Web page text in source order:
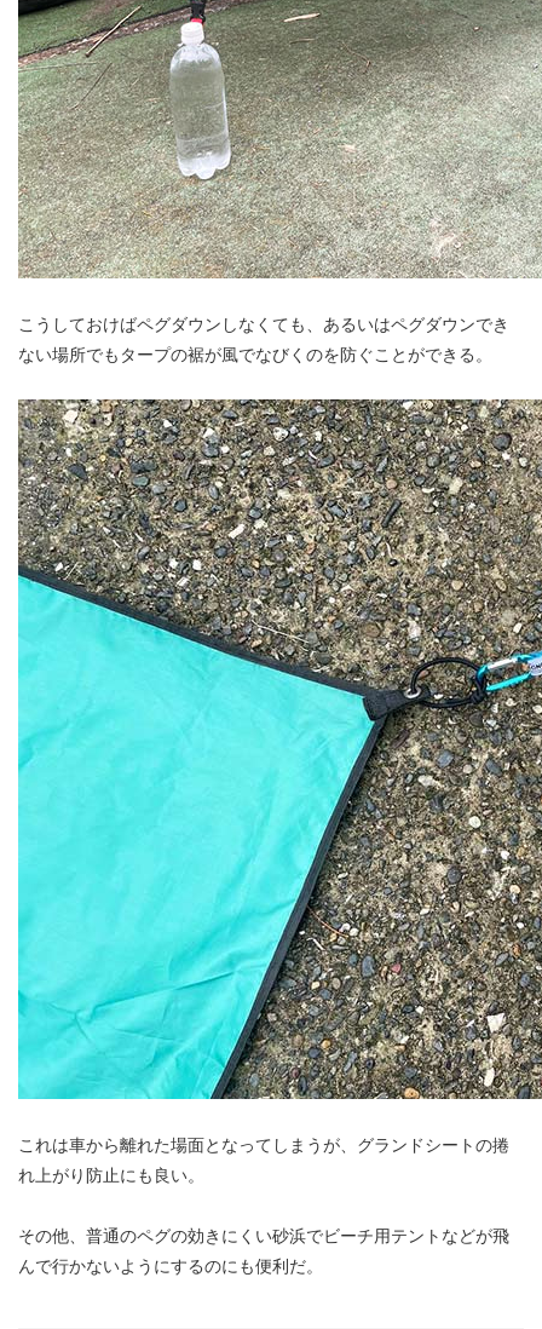
こうしておけばペグダウンしなくても、あるいはペグダウンでき
ない場所でもタープの裾が風でなびくのを防ぐことができる。
これは車から離れた場面となってしまうが、グランドシートの捲
れ上がり防止にも良い。
その他、普通のペグの効きにくい砂浜でビーチ用テントなどが飛
んで行かないようにするのにも便利だ。